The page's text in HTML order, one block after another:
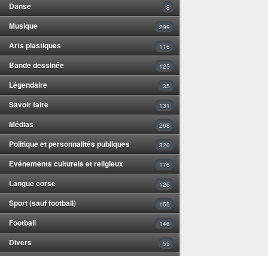
Danse 8
Musique 299
Arts plastiques 116
Bande dessinée 125
Légendaire 35
Savoir faire 131
Médias 268
Politique et personnalités publiques 320
Evénements culturels et religieux 176
Langue corse 126
Sport (sauf football) 155
Football 146
Divers 55